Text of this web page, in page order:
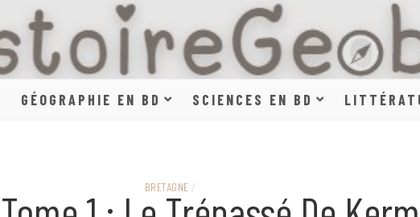
HISTOIRE,
SCIENCES,
GÉOGRAPHIE EN BD SCIENCES EN BD
BRETAGNE /